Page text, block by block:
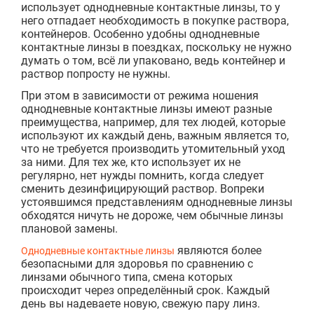
использует однодневные контактные линзы, то у
него отпадает необходимость в покупке раствора,
контейнеров. Особенно удобны однодневные
контактные линзы в поездках, поскольку не нужно
думать о том, всё ли упаковано, ведь контейнер и
раствор попросту не нужны.
При этом в зависимости от режима ношения
однодневные контактные линзы имеют разные
преимущества, например, для тех людей, которые
используют их каждый день, важным является то,
что не требуется производить утомительный уход
за ними. Для тех же, кто использует их не
регулярно, нет нужды помнить, когда следует
сменить дезинфицирующий раствор. Вопреки
устоявшимся представлениям однодневные линзы
обходятся ничуть не дороже, чем обычные линзы
плановой замены.
Однодневные контактные линзы являются более
безопасными для здоровья по сравнению с
линзами обычного типа, смена которых
происходит через определённый срок. Каждый
день вы надеваете новую, свежую пару линз.